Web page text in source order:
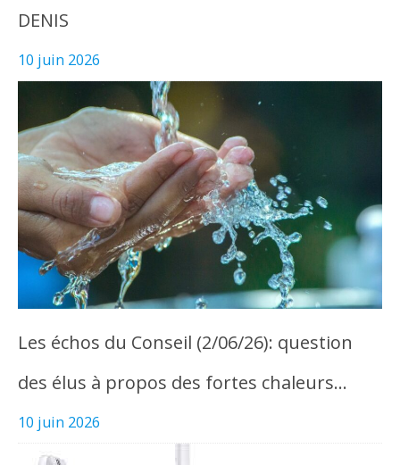
DENIS
10 juin 2026
Les échos du Conseil (2/06/26): question
des élus à propos des fortes chaleurs…
10 juin 2026